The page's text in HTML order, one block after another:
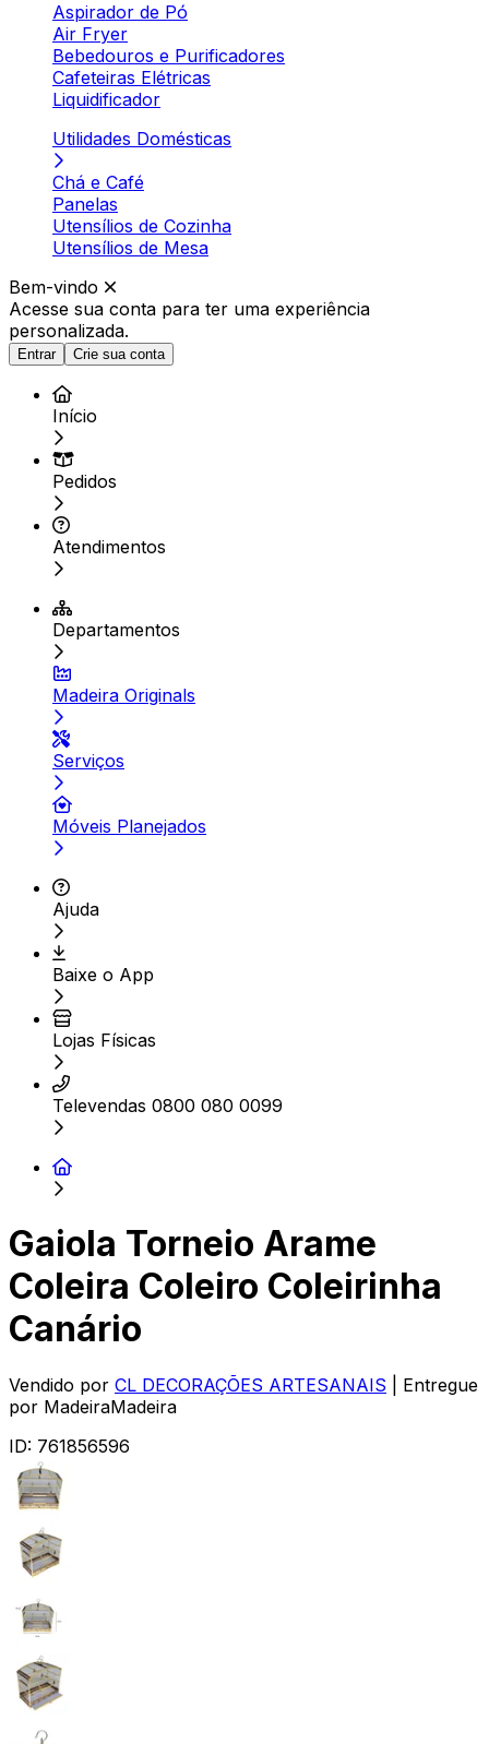
Aspirador de Pó
Air Fryer
Bebedouros e Purificadores
Cafeteiras Elétricas
Liquidificador
Utilidades Domésticas
Chá e Café
Panelas
Utensílios de Cozinha
Utensílios de Mesa
Bem-vindo
Acesse sua conta para ter uma experiência
personalizada.
Entrar Crie sua conta
Início
Pedidos
Atendimentos
Departamentos
Madeira Originals
Serviços
Móveis Planejados
Ajuda
Baixe o App
Lojas Físicas
Televendas 0800 080 0099
Gaiola Torneio Arame
Coleira Coleiro Coleirinha
Canário
Vendido por CL DECORAÇÕES ARTESANAIS
| Entregue
por MadeiraMadeira
ID: 761856596